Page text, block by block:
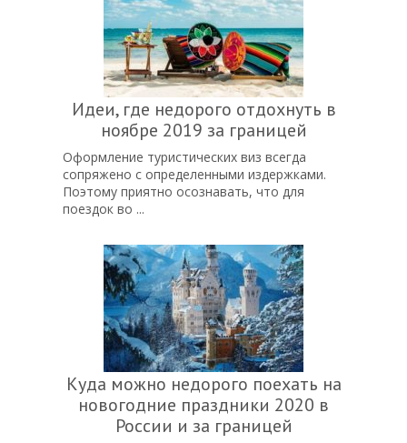
Идеи, где недорого отдохнуть в
ноябре 2019 за границей
Оформление туристических виз всегда
сопряжено с определенными издержками.
Поэтому приятно осознавать, что для
поездок во ...
Куда можно недорого поехать на
новогодние праздники 2020 в
России и за границей